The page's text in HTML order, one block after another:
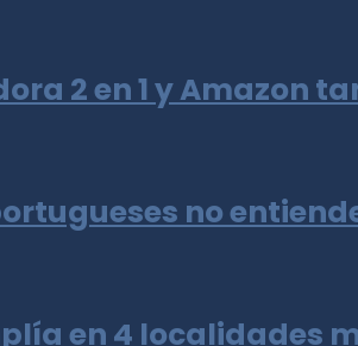
2 en 1 y Amazon
no
en 4 localidades